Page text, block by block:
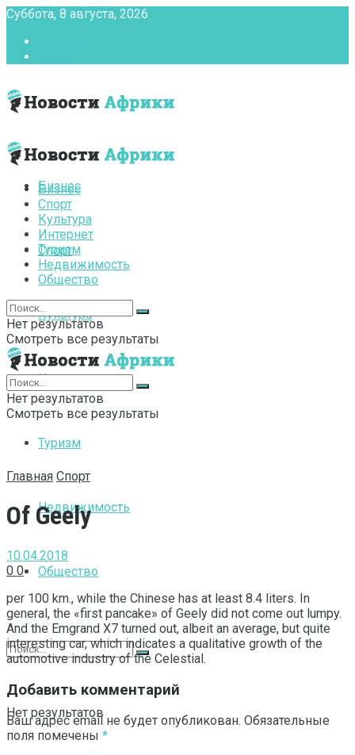
Суббота, 8 августа, 2026
Бизнес
Спорт
Культура
Интернет
Туризм
Недвижимость
Общество
Нет результатов
Бизнес
Спорт
Культура
Интернет
Туризм
Недвижимость
Общество
Нет результатов
Смотреть все результаты
Нет результатов
Смотреть все результаты
Главная Спорт
Of Geely
10.04.2018
0 0
per 100 km., while the Chinese has at least 8.4 liters. In
general, the «first pancake» of Geely did not come out lumpy.
And the Emgrand X7 turned out, albeit an average, but quite
interesting car, which indicates a qualitative growth of the
automotive industry of the Celestial.
Добавить комментарий
Ваш адрес email не будет опубликован. Обязательные
поля помечены *